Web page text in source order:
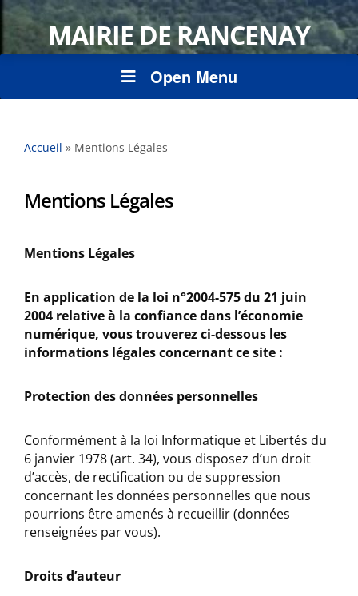
MAIRIE DE RANCENAY
Open Menu
Accueil » Mentions Légales
Mentions Légales
Mentions Légales
En application de la loi n°2004-575 du 21 juin
2004 relative à la confiance dans l’économie
numérique, vous trouverez ci-dessous les
informations légales concernant ce site :
Protection des données personnelles
Conformément à la loi Informatique et Libertés du
6 janvier 1978 (art. 34), vous disposez d’un droit
d’accès, de rectification ou de suppression
concernant les données personnelles que nous
pourrions être amenés à recueillir (données
renseignées par vous).
Droits d’auteur